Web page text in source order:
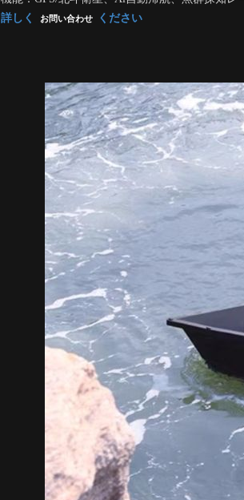
詳しく
お問い合わせ ください